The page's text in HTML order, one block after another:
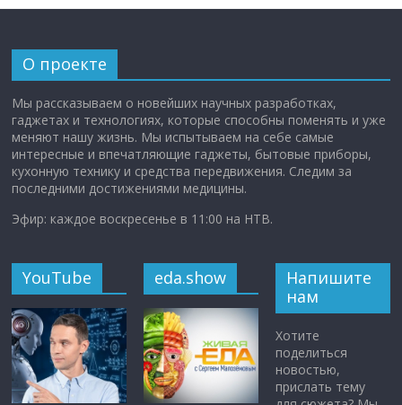
О проекте
Мы рассказываем о новейших научных разработках,
гаджетах и технологиях, которые способны поменять и уже
меняют нашу жизнь. Мы испытываем на себе самые
интересные и впечатляющие гаджеты, бытовые приборы,
кухонную технику и средства передвижения. Следим за
последними достижениями медицины.
Эфир: каждое воскресенье в 11:00 на НТВ.
YouTube eda.show
Напишите
нам
Хотите
поделиться
новостью,
прислать тему